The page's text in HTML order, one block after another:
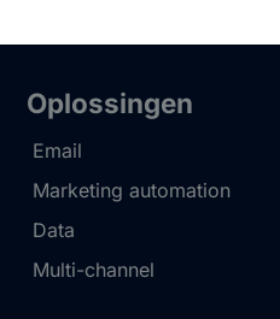
Oplossingen
Email
Marketing automation
Data
Multi-channel